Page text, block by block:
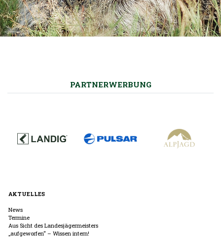
PARTNERWERBUNG
AKTUELLES
News
Termine
Aus Sicht des Landesjägermeisters
„aufgeworfen“ – Wissen intern!